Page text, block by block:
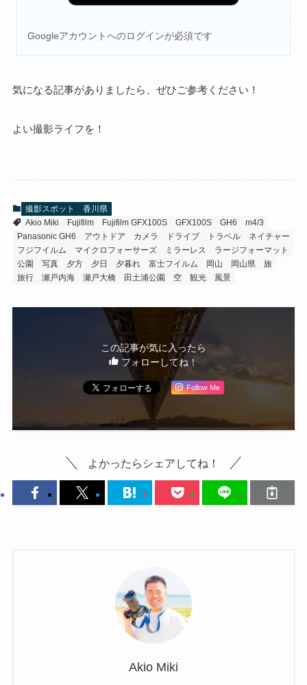
Googleアカウントへのログインが必須です
気になる記事がありましたら、ぜひご参考ください！
よい撮影ライフを！
撮影スポット
香川県
Akio Miki
Fujifilm Fujifilm GFX100S GFX100S GH6
m4/3
Panasonic GH6
アウトドア カメラ ドライブ トラベル
ネイチャー
フジフイルム
マイクロフォーサーズ ミラーレス
ラージフォーマット
公園
写真 夕方 夕日 夕暮れ 富士フイルム 岡山 岡山県
旅
旅行
瀬戸内海 瀬戸大橋 田土浦公園 空 観光 風景
この記事が気に入ったら
フォローしてね！
Follow Me
よかったらシェアしてね！
Akio Miki